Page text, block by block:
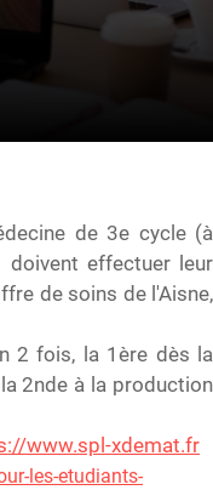
de 3e cycle (à
doivent effectuer leur
de soins de l'Aisne,
2 fois, la 1ère dès la
2nde à la production
www.spl-xdemat.fr
les-etudiants-